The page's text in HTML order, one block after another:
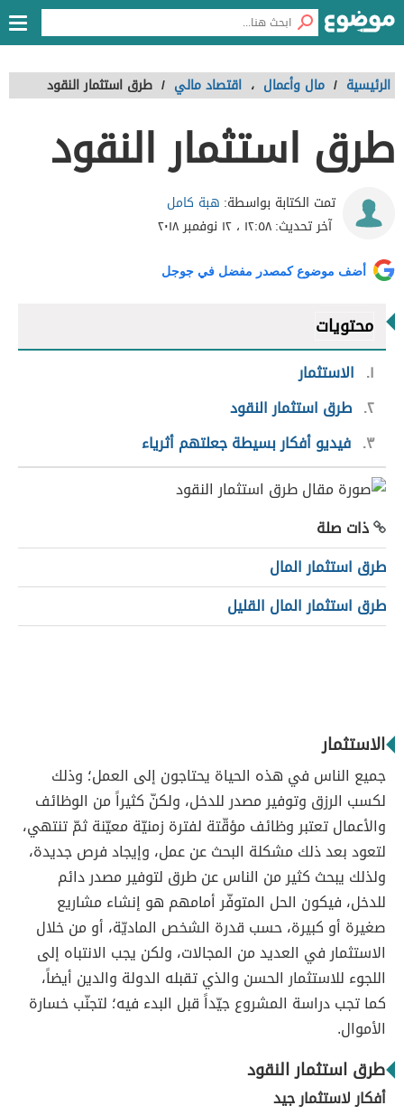
الرئيسية / مال وأعمال ، اقتصاد مالي / طرق استثمار النقود
طرق استثمار النقود
تمت الكتابة بواسطة: هبة كامل
آخر تحديث:١٢:٥٨ ، ١٢ نوفمبر ٢٠١٨
أضف موضوع كمصدر مفضل في جوجل
محتويات
١
الاستثمار
٢ طرق استثمار النقود
٣ فيديو أفكار بسيطة جعلتهم أثرياء
ذات صلة
طرق استثمار المال
طرق استثمار المال القليل
الاستثمار
جميع الناس في هذه الحياة يحتاجون إلى العمل؛ وذلك
لكسب الرزق وتوفير مصدر للدخل، ولكنّ كثيراً من الوظائف
والأعمال تعتبر وظائف مؤقّتة لفترة زمنيّة معيّنة ثمّ تنتهي،
لتعود بعد ذلك مشكلة البحث عن عمل، وإيجاد فرص جديدة،
ولذلك يبحث كثير من الناس عن طرق لتوفير مصدر دائم
للدخل، فيكون الحل المتوفّر أمامهم هو إنشاء مشاريع
صغيرة أو كبيرة، حسب قدرة الشخص الماديّة، أو من خلال
الاستثمار في العديد من المجالات، ولكن يجب الانتباه إلى
اللجوء للاستثمار الحسن والذي تقبله الدولة والدين أيضاً،
كما تجب دراسة المشروع جيّداً قبل البدء فيه؛ لتجنّب خسارة
الأموال.
طرق استثمار النقود
أفكار لاستثمار جيد